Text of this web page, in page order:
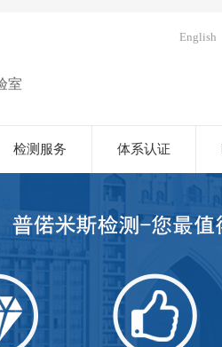
室
English
检测服务 体系认证